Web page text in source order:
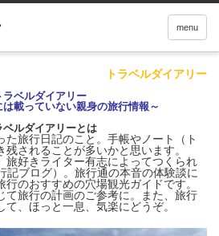
menu
トラベルダイアリー
ラベルダイアリー
は載っていない親身の旅行情報～
ベルダイアリーとは
た旅行日記のこと。手帳やノート（ト
されることが多いかと思います。
旅好きライター有志によってつくられ
記ブログ）。旅行通の本音の体験談に
のおすすめの穴場観光ガイドです。
て旅行の計画のご参考に。また、旅行
、ほっと一息、気楽にどうぞ。